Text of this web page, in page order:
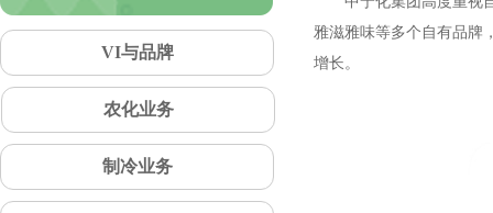
雅滋雅味等多个自有品牌
增长。
VI与品牌
制冷业务
农化业务